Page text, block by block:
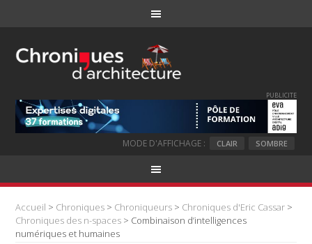
PUBLICITE
MODE D'AFFICHAGE : CLAIR SOMBRE
Accueil > Chroniques > Chroniqueurs > Chroniques d'Eric Cassar >
Chroniques des n-spaces > Combinaison d’intelligences
numériques et humaines